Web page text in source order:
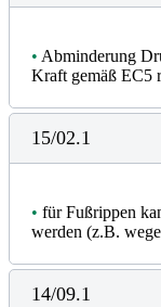
• Abminderung
Kraft gemäß EC5
15/02.1
• für Fußrippen
werden (z.B.
14/09.1